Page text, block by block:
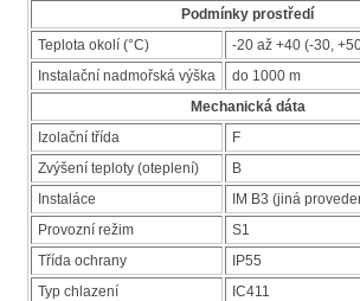
Podmínky prostředí
Teplota okolí (°C)
-20 až +40 (-30,
Instalační nadmořská výška
do 1000 m
Mechanická dáta
Izolační třída
F
Zvýšení teploty (oteplení)
B
Instaláce
IM B3 (jiná
Provozní režim
S1
Třída ochrany
IP55
Typ chlazení
IC411